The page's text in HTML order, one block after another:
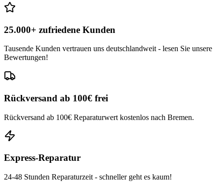
25.000+ zufriedene Kunden
Tausende Kunden vertrauen uns deutschlandweit - lesen Sie unsere
Bewertungen!
Rückversand ab 100€ frei
Rückversand ab 100€ Reparaturwert kostenlos nach Bremen.
Express-Reparatur
24-48 Stunden Reparaturzeit - schneller geht es kaum!